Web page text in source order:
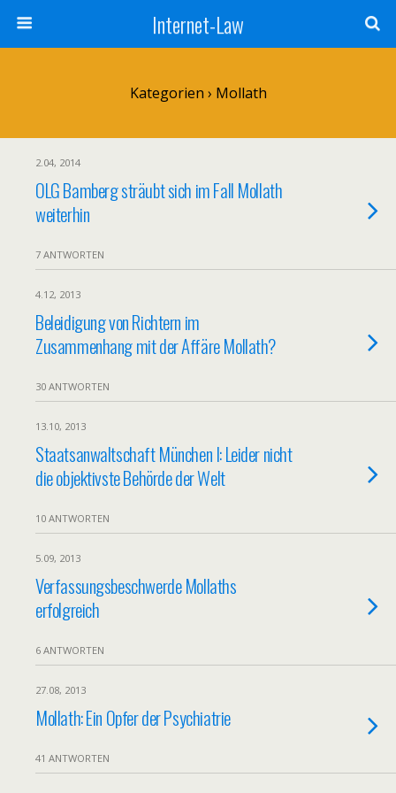
Internet-Law
Kategorien › Mollath
2.04, 2014
OLG Bamberg sträubt sich im Fall Mollath
weiterhin
7 ANTWORTEN
4.12, 2013
Beleidigung von Richtern im
Zusammenhang mit der Affäre Mollath?
30 ANTWORTEN
13.10, 2013
Staatsanwaltschaft München I: Leider nicht
die objektivste Behörde der Welt
10 ANTWORTEN
5.09, 2013
Verfassungsbeschwerde Mollaths
erfolgreich
6 ANTWORTEN
27.08, 2013
Mollath: Ein Opfer der Psychiatrie
41 ANTWORTEN